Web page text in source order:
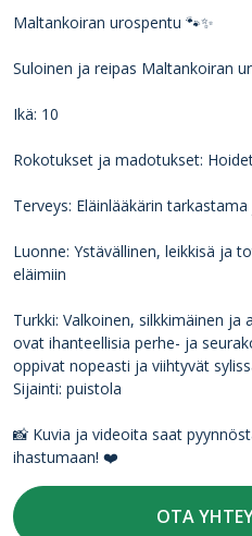
Maltankoiran urospentu 🐾✨
Suloinen ja reipas Maltankoiran
Ikä: 10
Rokotukset ja madotukset:
Terveys: Eläinlääkärin
Luonne: Ystävällinen, leikkisä ja
eläimiin
Turkki: Valkoinen, silkkimäinen
ovat ihanteellisia perhe- ja
oppivat nopeasti ja viihtyvät
Sijainti: puistola
📸 Kuvia ja videoita saat
ihastumaan! ❤️
OTA